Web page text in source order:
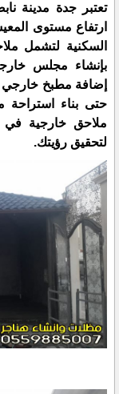
تعتبر جدة مدينة
ارتفاع مستوى
السكنية لتشمل
بإنشاء مجلس
إضافة مطبخ خارجي
حتى بناء استراحة
ملاحق خارجية
لتحقيق رؤيتك.